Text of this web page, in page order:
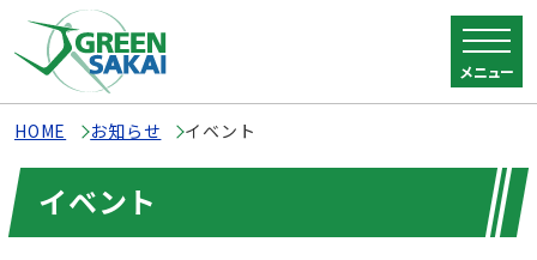
メニュー
HOME お知らせ イベント
イベント